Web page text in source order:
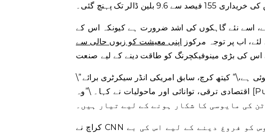
ڈالر تک پہنچ گئی۔
اسے نئے گاہکوں کی اشد ضرورت ہے کیونکہ اس کے
اب پر توجہ مرکوز اپنی معیشت کو زبوں حالی سے
اس کی بڑی مینوفیکچرنگ کو طاقت دینے کے لیے صنعت
\”روس کے لیے، یہ شراکت مایوسی کی وجہ سے پیدا ہوئی ہے،\” کیتھ کرچ، سابق امریکی انڈر سیکرٹری برائے
اقتصادی ترقی، توانائی اور ماحولیات نے کہا۔ \”وہ [Putin] وہ جہاں کہیں بھی مدد تلاش کر رہا ہے
کی مایوسی کا شکار ہونے کے لیے تیار ہیں۔
کراچ نے CNN کو بتایا کہ \”جہاں تک چین کا تعلق ہے، روس کو فروغ دینے کے لیے اس کی بے